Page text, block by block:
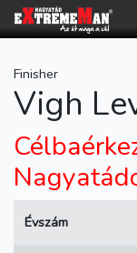
Finisher
Vigh
Évszám